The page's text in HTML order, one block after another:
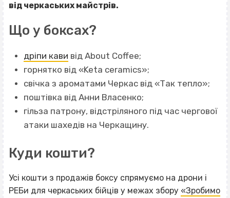
від черкаських майстрів.
Що у боксах?
дріпи кави від About Coffee;
горнятко від «Keta ceramics»;
свічка з ароматами Черкас від «Так тепло»;
поштівка від Анни Власенко;
гільза патрону, відстріляного під час чергової
атаки шахедів на Черкащину.
Куди кошти?
Усі кошти з продажів боксу спрямуємо на дрони і
РЕБи для черкаських бійців у межах збору «Зробимо